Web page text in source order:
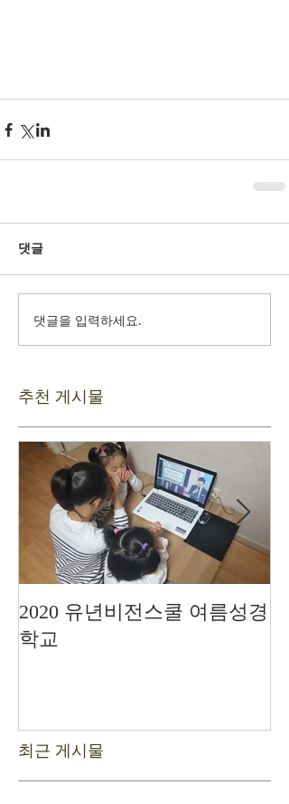
댓글
댓글을 입력하세요.
추천 게시물
2020 유년비전스쿨 여름성경
학교
최근 게시물